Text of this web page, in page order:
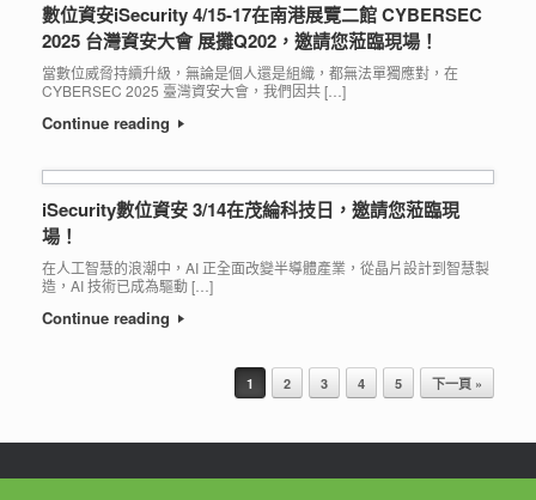
數位資安iSecurity 4/15-17在南港展覽二館 CYBERSEC
2025 台灣資安大會 展攤Q202，邀請您蒞臨現場！
當數位威脅持續升級，無論是個人還是組織，都無法單獨應對，在
CYBERSEC 2025 臺灣資安大會，我們因共 […]
Continue reading
iSecurity數位資安 3/14在茂綸科技日，邀請您蒞臨現
場！
在人工智慧的浪潮中，AI 正全面改變半導體產業，從晶片設計到智慧製
造，AI 技術已成為驅動 […]
Continue reading
1 2 3 4 5 下一頁 »